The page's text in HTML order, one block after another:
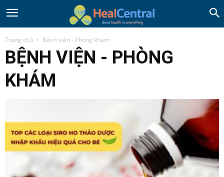
Trang chủ Bệnh viện - Phòng khám
BỆNH VIỆN - PHÒNG
KHÁM